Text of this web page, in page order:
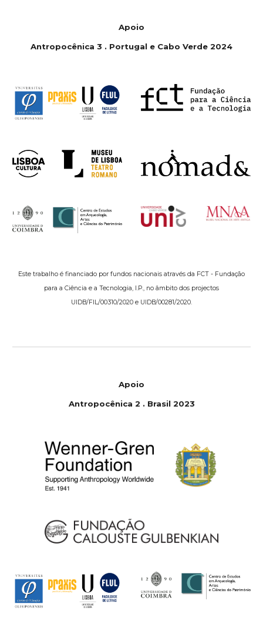
Apoio
Antropocênica 3 . Portugal e Cabo Verde 2024
Este trabalho é financiado por fundos nacionais através da FCT - Fundação
para a Ciência e a Tecnologia, I.P., no âmbito dos projectos
UIDB/FIL/00310/2020 e UIDB/00281/2020.
Apoio
Antropocênica 2 . Brasil 2023